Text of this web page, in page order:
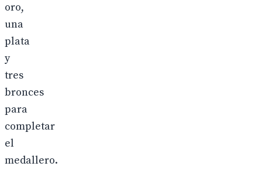
oro,
una
plata
y
tres
bronces
para
completar
el
medallero.